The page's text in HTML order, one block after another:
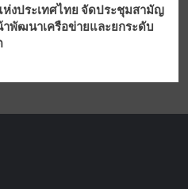
งประเทศไทย จัดประชุมสามัญ
าพัฒนาเครือข่ายและยกระดับ